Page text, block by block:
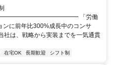
「労働
ンに前年比300%成長中のコンサ
社は、戦略から実装までを一気通貫
在宅OK 長期歓迎 シフト制